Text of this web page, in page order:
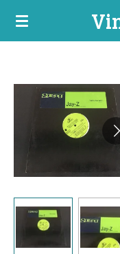
Ga
hoofdinhoud